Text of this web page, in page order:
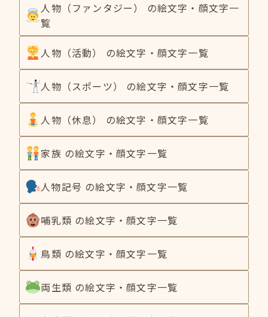
人物（ファンタジー） の絵文字・顔文字一
覧
人物（活動） の絵文字・顔文字一覧
人物（スポーツ） の絵文字・顔文字一覧
人物（休息） の絵文字・顔文字一覧
家族 の絵文字・顔文字一覧
人物記号 の絵文字・顔文字一覧
哺乳類 の絵文字・顔文字一覧
鳥類 の絵文字・顔文字一覧
両生類 の絵文字・顔文字一覧